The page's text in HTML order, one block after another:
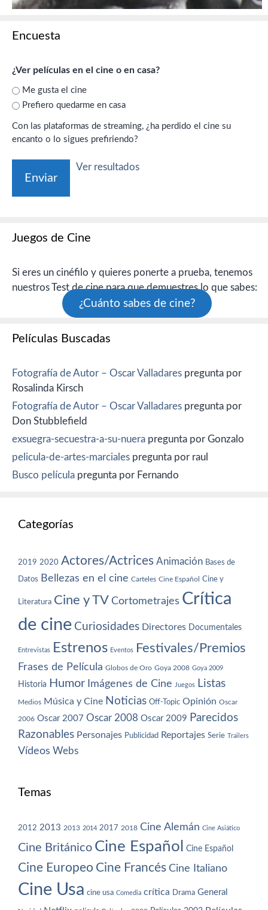
Encuesta
¿Ver películas en el cine o en casa?
Me gusta el cine
Prefiero quedarme en casa
Con las plataformas de streaming, ¿ha perdido el cine su
encanto o lo sigues prefiriendo?
Ver resultados
Juegos de Cine
Si eres un cinéfilo y quieres ponerte a prueba, tenemos
nuestros Test de cine para que demuestres lo que sabes:
¿Cuánto sabes de cine?
Películas Buscadas
Fotografía de Autor – Oscar Valladares pregunta por
Rosalinda Kirsch
Fotografía de Autor – Oscar Valladares pregunta por
Don Stubblefield
exsuegra-secuestra-a-su-nuera pregunta por Gonzalo
pelicula-de-artes-marciales pregunta por raul
Busco película pregunta por Fernando
Categorías
2019 2020 Actores/Actrices Animación Bases de
Datos Bellezas en el cine Carteles Cine Español Cine y
Literatura Cine y TV Cortometrajes Crítica
de cine Curiosidades Directores Documentales
Entrevistas Estrenos Eventos Festivales/Premios
Frases de Película Globos de Oro Goya 2008 Goya 2009
Historia Humor Imágenes de Cine Juegos Listas
Medios Música y Cine Noticias Off-Topic Opinión Oscar
2006 Oscar 2007 Oscar 2008 Oscar 2009 Parecidos
Razonables Personajes Publicidad Reportajes Serie Trailers
Vídeos Webs
Temas
2012 2013 2013 2014 2017 2018 Cine Alemán Cine Asiático
Cine Británico Cine Español Cine Español
Cine Europeo Cine Francés Cine Italiano
Cine Usa cine usa Comedia crítica Drama General